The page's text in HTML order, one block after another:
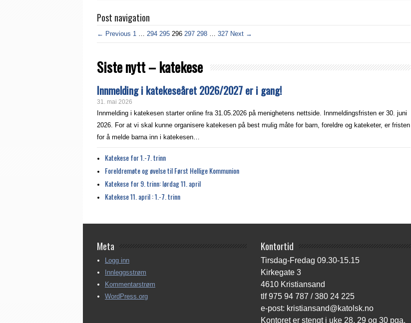
Post navigation
← Previous 1 … 294 295 296 297 298 … 327 Next →
Siste nytt – katekese
Innmelding i katekeseåret 2026/2027 er i gang!
31. mai 2026
Innmelding i katekesen starter online fra 31.05.2026 på menighetens nettside. Innmeldingsfristen er 30. juni
2026. For at vi skal kunne organisere katekesen på best mulig måte for barn, foreldre og kateketer, er fristen
for å melde barna inn i katekesen…
Katekese for 1.-7. trinn
Foreldremøte og øvelse til Først Hellige Kommunion
Katekese for 9. trinn: lørdag 11. april
Katekese 11. april : 1.-7. trinn
Meta
Logg inn
Innleggsstrøm
Kommentarstrøm
WordPress.org
Kontortid
Tirsdag-Fredag 09.30-15.15
Kirkegate 3
4610 Kristiansand
tlf 975 94 787 / 380 24 225
e-post: kristiansand@katolsk.no
Kontoret er stengt i uke 28, 29 og 30 pga.